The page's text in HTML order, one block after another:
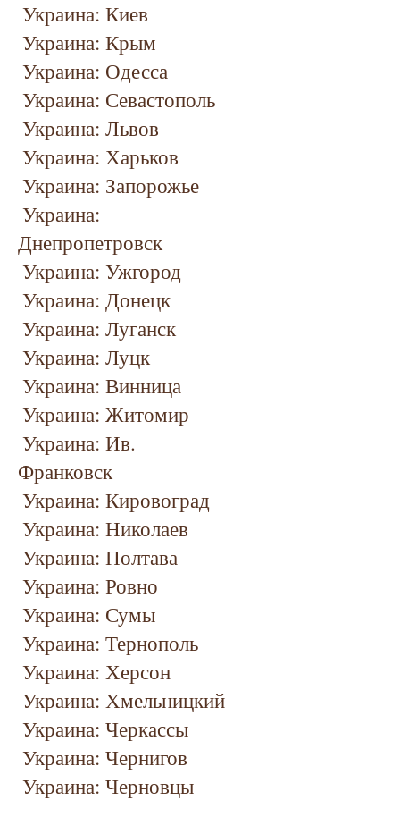
Украина: Киев
Украина: Крым
Украина: Одесса
Украина: Севастополь
Украина: Львов
Украина: Харьков
Украина: Запорожье
Украина:
Днепропетровск
Украина: Ужгород
Украина: Донецк
Украина: Луганск
Украина: Луцк
Украина: Винница
Украина: Житомир
Украина: Ив.
Франковск
Украина: Кировоград
Украина: Николаев
Украина: Полтава
Украина: Ровно
Украина: Сумы
Украина: Тернополь
Украина: Херсон
Украина: Хмельницкий
Украина: Черкассы
Украина: Чернигов
Украина: Черновцы